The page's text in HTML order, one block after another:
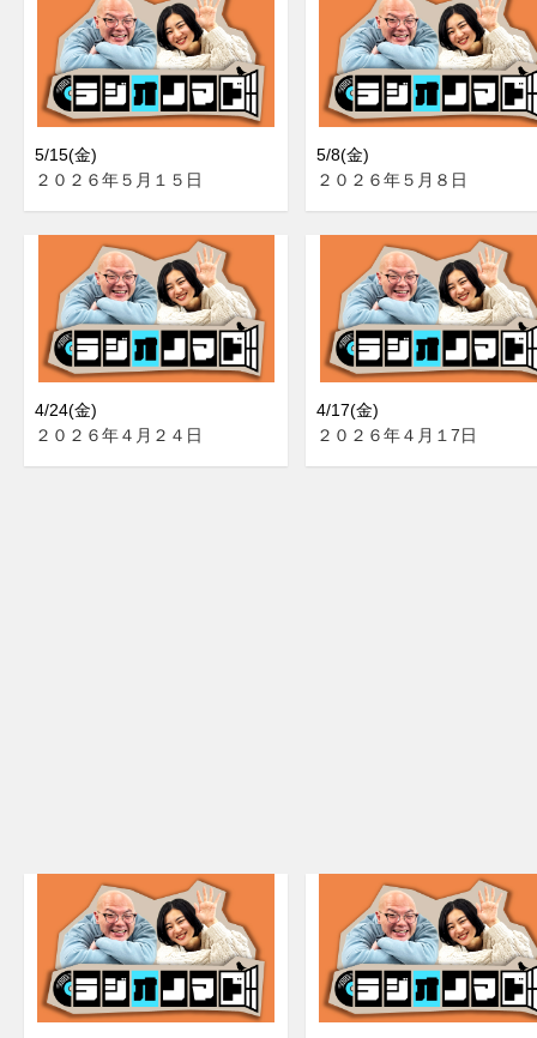
5/15(金)
２０２６年５月１５日
5/8(金)
２０２６年５月８日
4/24(金)
２０２６年４月２４日
4/17(金)
２０２６年４月１7日